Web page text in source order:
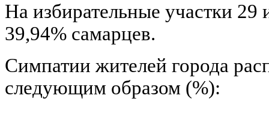
На избирательные участки 29
39,94% самарцев.
Симпатии жителей города
следующим образом (%):